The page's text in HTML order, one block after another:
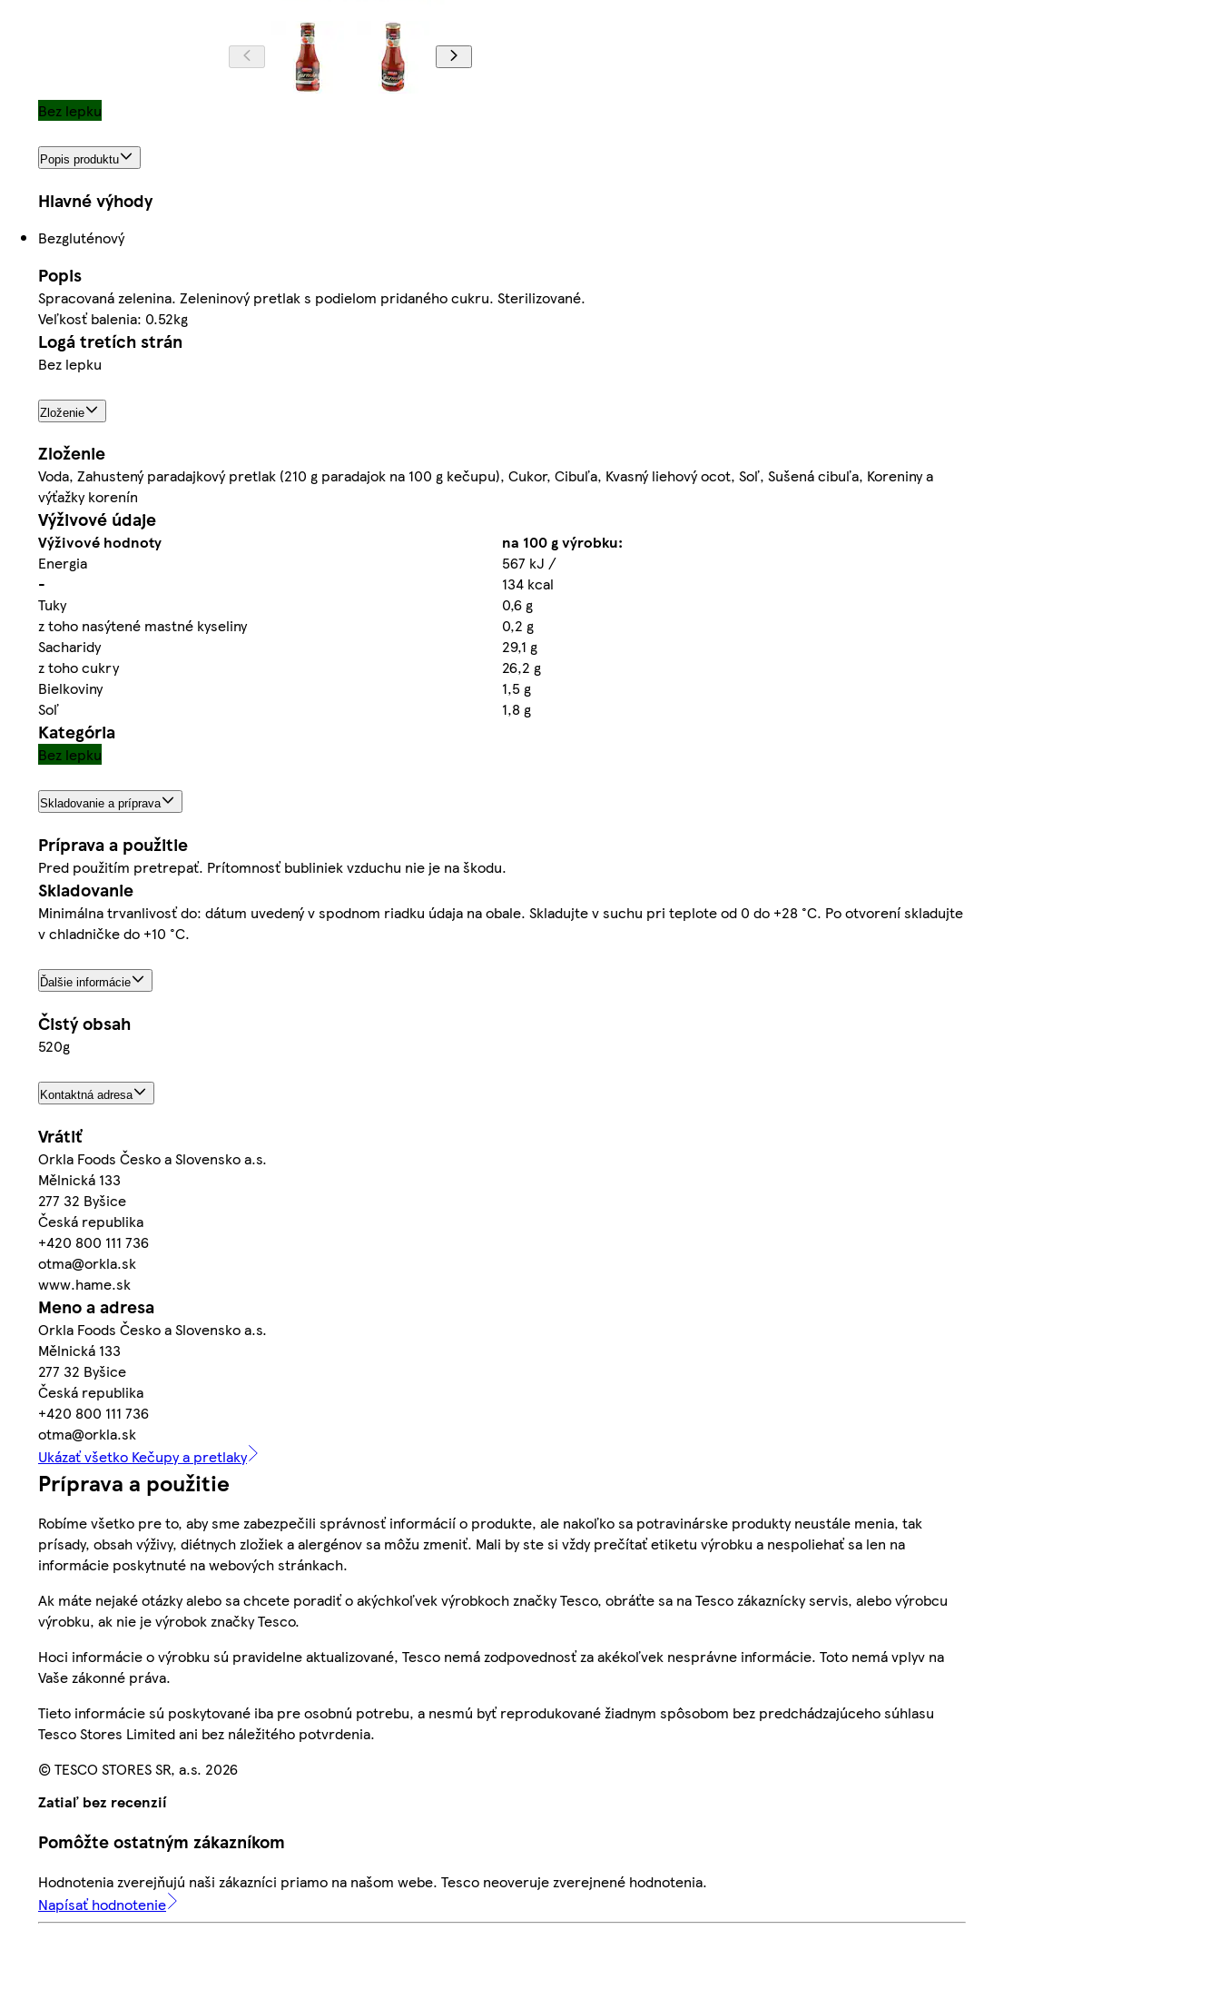
Bez lepku
Popis produktu
Hlavné výhody
Bezgluténový
Popis
Spracovaná zelenina. Zeleninový pretlak s podielom pridaného cukru. Sterilizované.
Veľkosť balenia: 0.52kg
Logá tretích strán
Bez lepku
Zloženie
Zloženie
Voda, Zahustený paradajkový pretlak (210 g paradajok na 100 g kečupu), Cukor, Cibuľa, Kvasný liehový ocot, Soľ, Sušená cibuľa, Koreniny a
výťažky korenín
Výživové údaje
Výživové hodnoty
na 100 g výrobku:
Energia
567 kJ /
-
134 kcal
Tuky
0,6 g
z toho nasýtené mastné kyseliny
0,2 g
Sacharidy
29,1 g
z toho cukry
26,2 g
Bielkoviny
1,5 g
Soľ
1,8 g
Kategória
Bez lepku
Skladovanie a príprava
Príprava a použitie
Pred použitím pretrepať. Prítomnosť bubliniek vzduchu nie je na škodu.
Skladovanie
Minimálna trvanlivosť do: dátum uvedený v spodnom riadku údaja na obale. Skladujte v suchu pri teplote od 0 do +28 °C. Po otvorení skladujte
v chladničke do +10 °C.
Ďalšie informácie
Čistý obsah
520g
Kontaktná adresa
Vrátiť
Orkla Foods Česko a Slovensko a.s.
Mělnická 133
277 32 Byšice
Česká republika
+420 800 111 736
otma@orkla.sk
www.hame.sk
Meno a adresa
Orkla Foods Česko a Slovensko a.s.
Mělnická 133
277 32 Byšice
Česká republika
+420 800 111 736
otma@orkla.sk
Ukázať všetko Kečupy a pretlaky
Príprava a použitie
Robíme všetko pre to, aby sme zabezpečili správnosť informácií o produkte, ale nakoľko sa potravinárske produkty neustále menia, tak
prísady, obsah výživy, diétnych zložiek a alergénov sa môžu zmeniť. Mali by ste si vždy prečítať etiketu výrobku a nespoliehať sa len na
informácie poskytnuté na webových stránkach.
Ak máte nejaké otázky alebo sa chcete poradiť o akýchkoľvek výrobkoch značky Tesco, obráťte sa na Tesco zákaznícky servis, alebo výrobcu
výrobku, ak nie je výrobok značky Tesco.
Hoci informácie o výrobku sú pravidelne aktualizované, Tesco nemá zodpovednosť za akékoľvek nesprávne informácie. Toto nemá vplyv na
Vaše zákonné práva.
Tieto informácie sú poskytované iba pre osobnú potrebu, a nesmú byť reprodukované žiadnym spôsobom bez predchádzajúceho súhlasu
Tesco Stores Limited ani bez náležitého potvrdenia.
© TESCO STORES SR, a.s. 2026
Zatiaľ bez recenzií
Pomôžte ostatným zákazníkom
Hodnotenia zverejňujú naši zákazníci priamo na našom webe. Tesco neoveruje zverejnené hodnotenia.
Napísať hodnotenie